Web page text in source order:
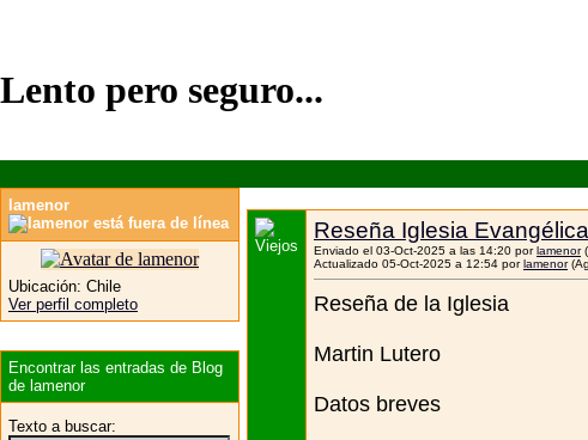
Lento pero seguro...
Reseña Iglesia Evangélica
Enviado el 03-Oct-2025 a las 14:20 porlamenor
Actualizado 05-Oct-2025 a 12:54 por lamenor
Reseña de la Iglesia
Martin Lutero
Datos breves
lamenor
Ubicación: Chile
Ver perfil completo
Encontrar las entradas de Blog
de lamenor
Texto a buscar: